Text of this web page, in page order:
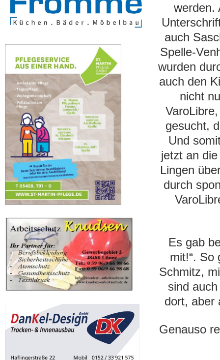
werden.
auch
Spelle-
wurden
auch den
nicht
gesucht,
Und
jetzt an
Lingen
durch
Es gab
mit!“. So
Schmitz,
sind
dort, aber
Genauso